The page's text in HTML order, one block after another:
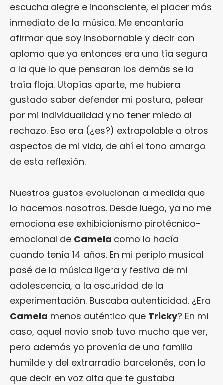
escucha alegre e inconsciente, el placer más
inmediato de la música. Me encantaría
afirmar que soy insobornable y decir con
aplomo que ya entonces era una tía segura
a la que lo que pensaran los demás se la
traía floja. Utopías aparte, me hubiera
gustado saber defender mi postura, pelear
por mi individualidad y no tener miedo al
rechazo. Eso era (¿es?) extrapolable a otros
aspectos de mi vida, de ahí el tono amargo
de esta reflexión.
Nuestros gustos evolucionan a medida que
lo hacemos nosotros. Desde luego, ya no me
emociona ese exhibicionismo pirotécnico-
emocional de Camela como lo hacía
cuando tenía 14 años. En mi periplo musical
pasé de la música ligera y festiva de mi
adolescencia, a la oscuridad de la
experimentación. Buscaba autenticidad. ¿Era
Camela menos auténtico que Tricky? En mi
caso, aquel novio snob tuvo mucho que ver,
pero además yo provenía de una familia
humilde y del extrarradio barcelonés, con lo
que decir en voz alta que te gustaba